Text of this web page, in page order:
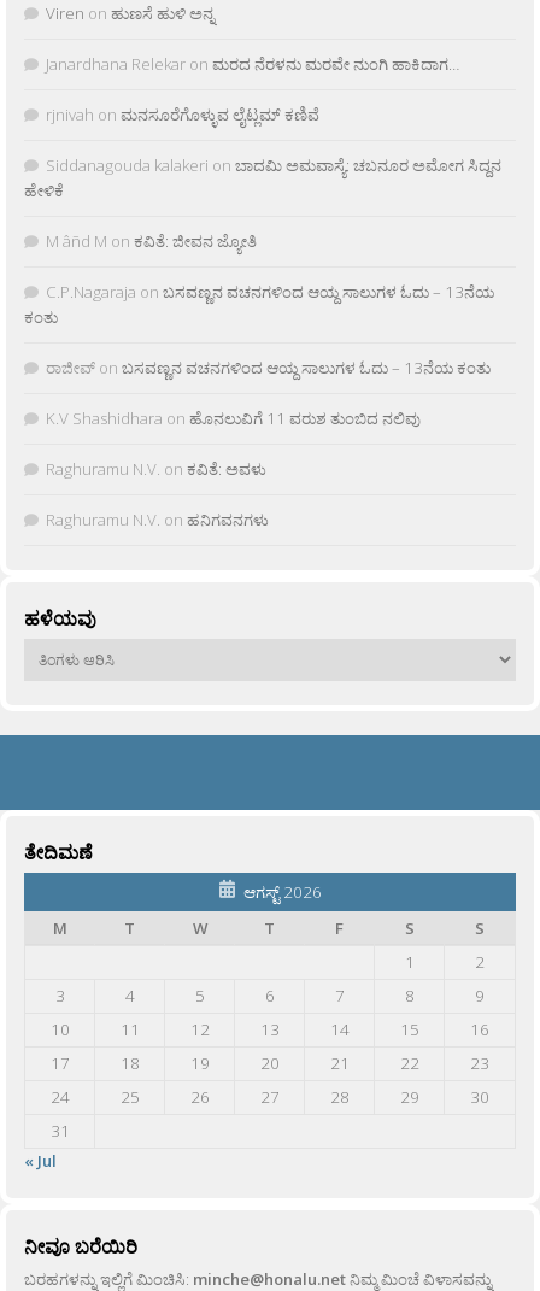
Viren on ಹುಣಸೆ ಹುಳಿ ಅನ್ನ
Janardhana Relekar on ಮರದ ನೆರಳನು ಮರವೇ ನುಂಗಿ ಹಾಕಿದಾಗ…
rjnivah on ಮನಸೂರೆಗೊಳ್ಳುವ ಲೈಟ್ಲಮ್ ಕಣಿವೆ
Siddanagouda kalakeri on ಬಾದಮಿ ಅಮವಾಸ್ಯೆ: ಚಬನೂರ ಅಮೋಗ ಸಿದ್ದನ
ಹೇಳಿಕೆ
M âñd M on ಕವಿತೆ: ಜೀವನ ಜ್ಯೋತಿ
C.P.Nagaraja on ಬಸವಣ್ಣನ ವಚನಗಳಿಂದ ಆಯ್ದ ಸಾಲುಗಳ ಓದು – 13ನೆಯ
ಕಂತು
ರಾಜೀವ್ on ಬಸವಣ್ಣನ ವಚನಗಳಿಂದ ಆಯ್ದ ಸಾಲುಗಳ ಓದು – 13ನೆಯ ಕಂತು
K.V Shashidhara on ಹೊನಲುವಿಗೆ 11 ವರುಶ ತುಂಬಿದ ನಲಿವು
Raghuramu N.V. on ಕವಿತೆ: ಅವಳು
Raghuramu N.V. on ಹನಿಗವನಗಳು
ಹಳೆಯವು
ಹಳೆಯವು
ತೇದಿಮಣೆ
ಆಗಸ್ಟ್ 2026
M
T W T F S
S
1
2
3
4 5 6 7 8
9
10
11 12 13 14 15
16
17
18 19 20 21 22
23
24
25 26 27 28 29
30
31
« Jul
ನೀವೂ ಬರೆಯಿರಿ
ಬರಹಗಳನ್ನು ಇಲ್ಲಿಗೆ ಮಿಂಚಿಸಿ: minche@honalu.netನಿಮ್ಮ ಮಿಂಚೆ ವಿಳಾಸವನ್ನು